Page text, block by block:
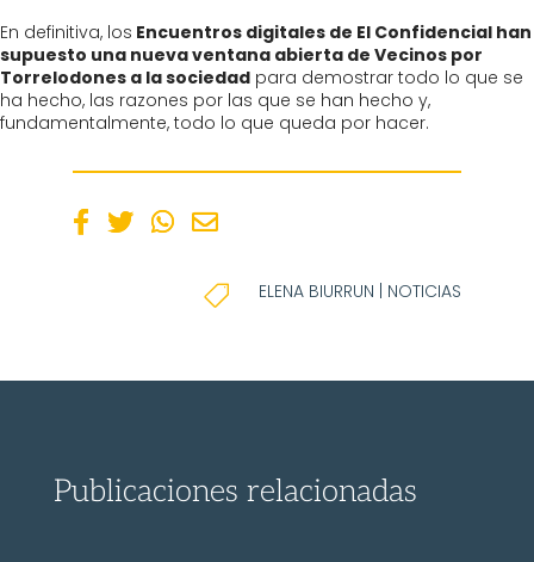
En definitiva, los Encuentros digitales de El Confidencial han
supuesto una nueva ventana abierta de Vecinos por
Torrelodones a la sociedad para demostrar todo lo que se
ha hecho, las razones por las que se han hecho y,
fundamentalmente, todo lo que queda por hacer.
 ELENA BIURRUN NOTICIAS
Publicaciones relacionadas